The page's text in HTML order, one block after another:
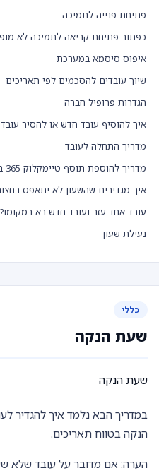
פתיחת פנייה לתמיכה
כפתור פתיחת קריאה לתמיכה לא
איפוס סיסמא במערכת
שיוך עובדים להסכמים לפי תאריכים
הגדרות פרופיל חברה
איך להוסיף עובד חדש או להסיר עובד
מדריך התחלה לעובד
מדריך להוספת תוסף טיימקלוק 365 בכרום
איך מגדירים שהשעון לא יתאפס
עובד אחד עזב ועובד חדש בא במקומו?
נעילת שעון
כללי
שעת הנקה
שעת הנקה
במדריך הבא נלמד איך להגדיר
הנקה בטווח תאריכים.
הערה: אם מדובר על עובד שלא